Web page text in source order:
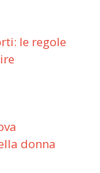
le regole
donna